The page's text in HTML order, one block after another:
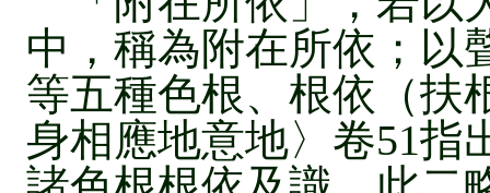
中，稱為附在所依；以
等五種色根、根依（扶
身相應地意地〉卷51指